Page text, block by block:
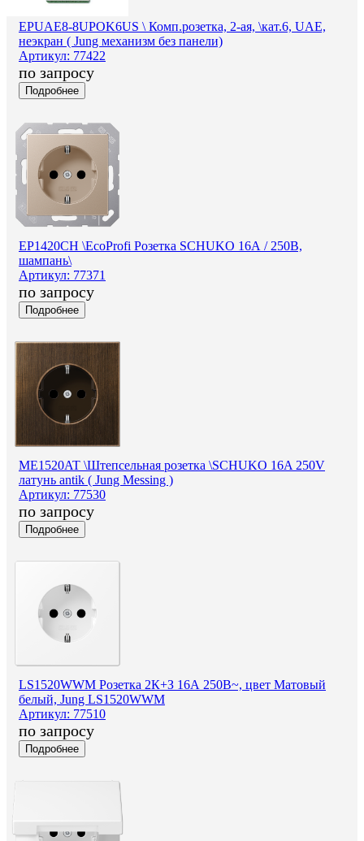
EPUAE8-8UPOK6US \ Комп.розетка, 2-ая, \кат.6, UAE,
неэкран ( Jung механизм без панели)
Артикул: 77422
по запросу
Подробнее
EP1420CH \EcoProfi Розетка SCHUKO 16А / 250В,
шампань\
Артикул: 77371
по запросу
Подробнее
ME1520AT \Штепсельная розетка \SCHUKO 16A 250V
латунь antik ( Jung Messing )
Артикул: 77530
по запросу
Подробнее
LS1520WWM Розетка 2К+З 16А 250В~, цвет Матовый
белый, Jung LS1520WWM
Артикул: 77510
по запросу
Подробнее